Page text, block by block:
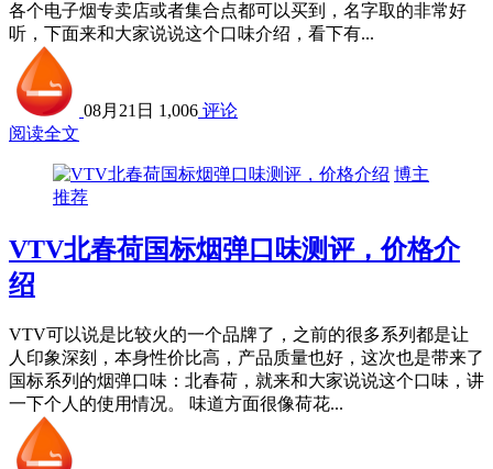
各个电子烟专卖店或者集合点都可以买到，名字取的非常好
听，下面来和大家说说这个口味介绍，看下有...
08月21日 1,006 评论
阅读全文
博主
推荐
VTV北春荷国标烟弹口味测评，价格介
绍
VTV可以说是比较火的一个品牌了，之前的很多系列都是让
人印象深刻，本身性价比高，产品质量也好，这次也是带来了
国标系列的烟弹口味：北春荷，就来和大家说说这个口味，讲
一下个人的使用情况。 味道方面很像荷花...